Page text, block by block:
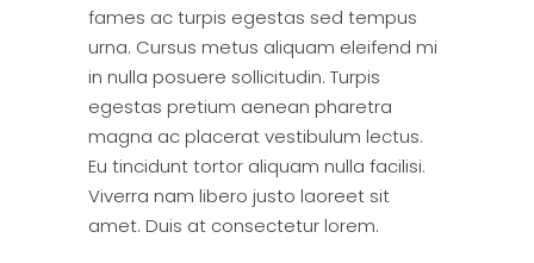
fames ac turpis egestas sed tempus
urna. Cursus metus aliquam eleifend mi
in nulla posuere sollicitudin. Turpis
egestas pretium aenean pharetra
magna ac placerat vestibulum lectus.
Eu tincidunt tortor aliquam nulla facilisi.
Viverra nam libero justo laoreet sit
amet. Duis at consectetur lorem.